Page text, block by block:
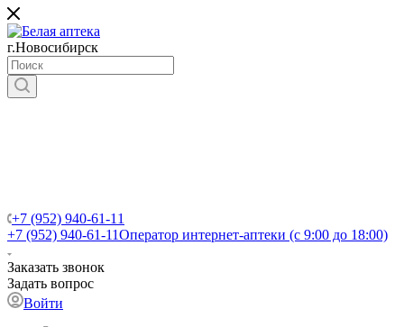
г.Новосибирск
+7 (952) 940-61-11
+7 (952) 940-61-11Оператор интернет-аптеки (с 9:00 до 18:00)
Заказать звонок
Задать вопрос
Войти